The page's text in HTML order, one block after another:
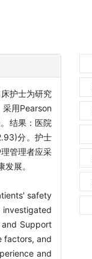
护士为研究
采用Pearson
结果：医院
分。护士
管理者应采
展。
safety
investigated
Support
factors, and
and